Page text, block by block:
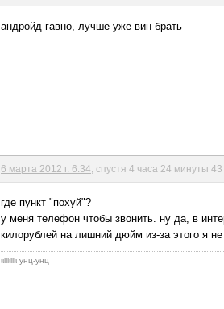
андройд гавно, лучше уже вин брать
6 марта 2012 г. 6:34 , спустя 4 часа 24 минуты
где пункт "похуй"?
у меня телефон чтобы звонить. ну да, в
килорублей на лишний дюйм из-за этого я
ιιlllιlllι унц-унц